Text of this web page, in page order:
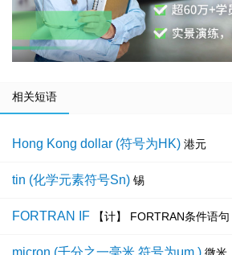
相关短语
Hong Kong dollar (符号为HK) 港元
tin (化学元素符号Sn) 锡
FORTRAN IF 【计】 FORTRAN条件语句